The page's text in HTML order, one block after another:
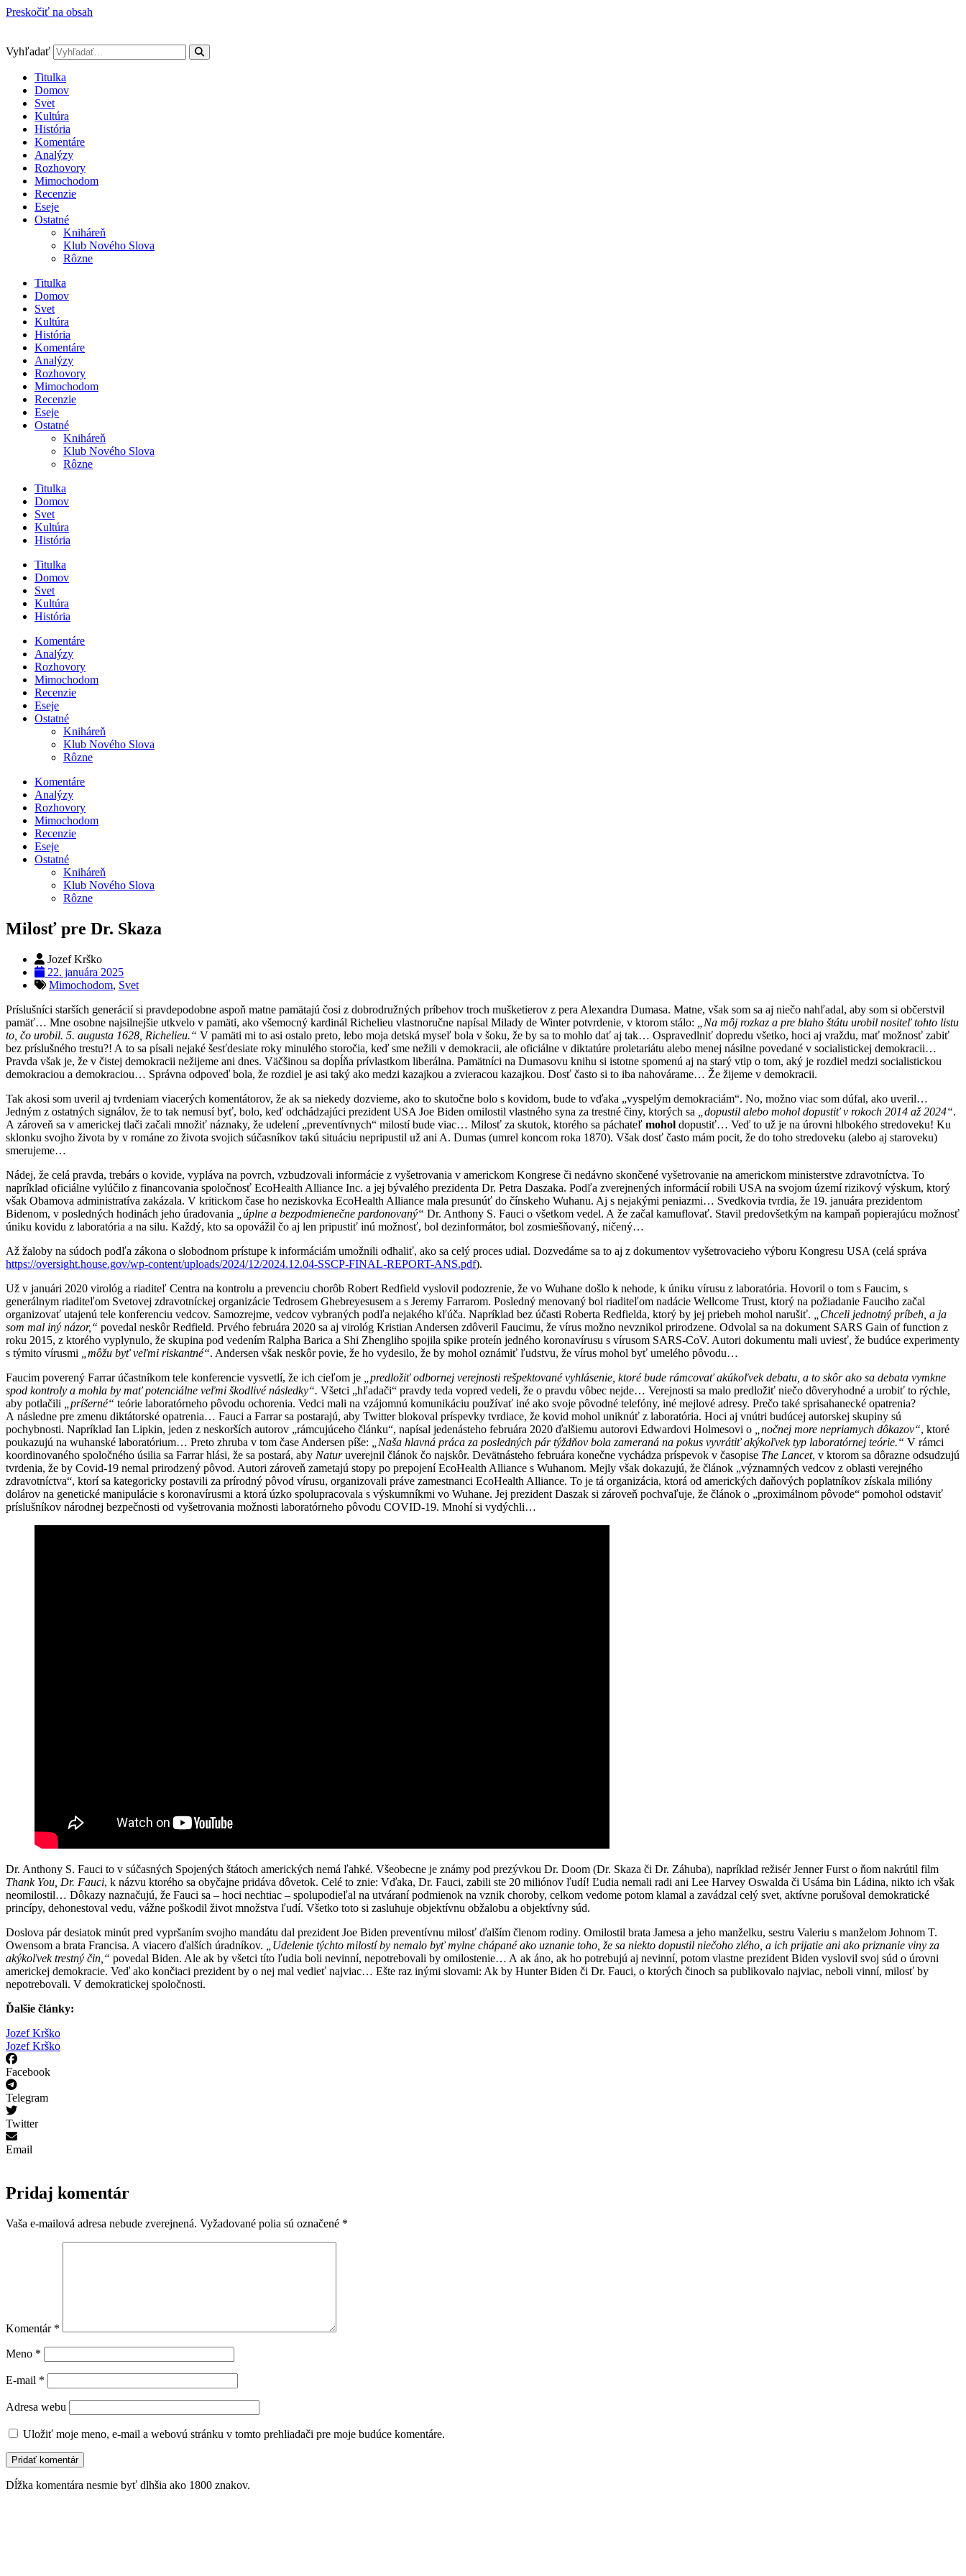
Preskočiť na obsah
Vyhľadať
Titulka
Domov
Svet
Kultúra
História
Komentáre
Analýzy
Rozhovory
Mimochodom
Recenzie
Eseje
Ostatné
Kniháreň
Klub Nového Slova
Rôzne
Titulka
Domov
Svet
Kultúra
História
Komentáre
Analýzy
Rozhovory
Mimochodom
Recenzie
Eseje
Ostatné
Kniháreň
Klub Nového Slova
Rôzne
Titulka
Domov
Svet
Kultúra
História
Titulka
Domov
Svet
Kultúra
História
Komentáre
Analýzy
Rozhovory
Mimochodom
Recenzie
Eseje
Ostatné
Kniháreň
Klub Nového Slova
Rôzne
Komentáre
Analýzy
Rozhovory
Mimochodom
Recenzie
Eseje
Ostatné
Kniháreň
Klub Nového Slova
Rôzne
Milosť pre Dr. Skaza
Jozef Krško
22. januára 2025
Mimochodom, Svet
Príslušníci starších generácií si pravdepodobne aspoň matne pamätajú čosi z dobrodružných príbehov troch mušketierov z pera Alexandra Dumasa. Matne, však som sa aj niečo nahľadal, aby som si občerstvil
pamäť… Mne osobne najsilnejšie utkvelo v pamäti, ako všemocný kardinál Richelieu vlastnoručne napísal Milady de Winter potvrdenie, v ktorom stálo:
„Na môj rozkaz a pre blaho štátu urobil nositeľ tohto listu
to, čo urobil. 5. augusta 1628, Richelieu.“ V pamäti mi to asi ostalo preto, lebo moja detská myseľ bola v šoku, že by sa to mohlo dať aj tak… Ospravedlniť dopredu všetko, hoci aj vraždu, mať možnosť zabiť
bez príslušného trestu?! A to sa písali nejaké šesťdesiate roky minulého storočia, keď sme nežili v demokracii, ale oficiálne v diktatúre proletariátu alebo menej násilne povedané v socialistickej demokracii…
Pravda však je, že v čistej demokracii nežijeme ani dnes. Väčšinou sa dopĺňa prívlastkom liberálna. Pamätníci na Dumasovu knihu si istotne spomenú aj na starý vtip o tom, aký je rozdiel medzi socialistickou
demokraciou a demokraciou… Správna odpoveď bola, že rozdiel je asi taký ako medzi kazajkou a zvieracou kazajkou. Dosť často si to iba nahovárame… Že žijeme v demokracii.
Tak akosi som uveril aj tvrdeniam viacerých komentátorov, že ak sa niekedy dozvieme, ako to skutočne bolo s kovidom, bude to vďaka „vyspelým demokraciám“. No, možno viac som dúfal, ako uveril…
Jedným z ostatných signálov, že to tak nemusí byť, bolo, keď odchádzajúci prezident USA Joe Biden omilostil vlastného syna za trestné činy, ktorých sa
„dopustil alebo mohol dopustiť v rokoch 2014 až 2024“.
A zároveň sa v americkej tlači začali množiť náznaky, že udelení „preventívnych“ milostí bude viac… Milosť za skutok, ktorého sa páchateľ mohol dopustiť… Veď to už je na úrovni hlbokého stredoveku! Ku
sklonku svojho života by v románe zo života svojich súčasníkov takú situáciu nepripustil už ani A. Dumas (umrel koncom roka 1870). Však dosť často mám pocit, že do toho stredoveku (alebo aj staroveku)
smerujeme…
Nádej, že celá pravda, trebárs o kovide, vypláva na povrch, vzbudzovali informácie z vyšetrovania v americkom Kongrese či nedávno skončené vyšetrovanie na americkom ministerstve zdravotníctva. To
napríklad oficiálne vylúčilo z financovania spoločnosť EcoHealth Alliance Inc. a jej bývalého prezidenta Dr. Petra Daszaka. Podľa zverejnených informácií robili USA na svojom území rizikový výskum, ktorý
však Obamova administratíva zakázala. V kritickom čase ho neziskovka EcoHealth Alliance mala presunúť do čínskeho Wuhanu. Aj s nejakými peniazmi… Svedkovia tvrdia, že 19. januára prezidentom
Bidenom, v posledných hodinách jeho úradovania
„úplne a bezpodmienečne pardonovaný“ Dr. Anthony S. Fauci o všetkom vedel. A že začal kamuflovať. Stavil predovšetkým na kampaň popierajúcu možnosť
úniku kovidu z laboratória a na silu. Každý, kto sa opovážil čo aj len pripustiť inú možnosť, bol dezinformátor, bol zosmiešňovaný, ničený…
Až žaloby na súdoch podľa zákona o slobodnom prístupe k informáciám umožnili odhaliť, ako sa celý proces udial. Dozvedáme sa to aj z dokumentov vyšetrovacieho výboru Kongresu USA (celá správa
https://oversight.house.gov/wp-content/uploads/2024/12/2024.12.04-SSCP-FINAL-REPORT-ANS.pdf).
Už v januári 2020 virológ a riaditeľ Centra na kontrolu a prevenciu chorôb Robert Redfield vyslovil podozrenie, že vo Wuhane došlo k nehode, k úniku vírusu z laboratória. Hovoril o tom s Faucim, s
generálnym riaditeľom Svetovej zdravotníckej organizácie Tedrosem Ghebreyesusem a s Jeremy Farrarom. Posledný menovaný bol riaditeľom nadácie Wellcome Trust, ktorý na požiadanie Fauciho začal
organizovať utajenú tele konferenciu vedcov. Samozrejme, vedcov vybraných podľa nejakého kľúča. Napríklad bez účasti Roberta Redfielda, ktorý by jej priebeh mohol narušiť.
„Chceli jednotný príbeh, a ja
som mal iný názor,“ povedal neskôr Redfield. Prvého februára 2020 sa aj virológ Kristian Andersen zdôveril Faucimu, že vírus možno nevznikol prirodzene. Odvolal sa na dokument SARS Gain of function z
roku 2015, z ktorého vyplynulo, že skupina pod vedením Ralpha Barica a Shi Zhengliho spojila spike proteín jedného koronavírusu s vírusom SARS-CoV. Autori dokumentu mali uviesť, že budúce experimenty
s týmito vírusmi
„môžu byť veľmi riskantné“. Andersen však neskôr povie, že ho vydesilo, že by mohol oznámiť ľudstvu, že vírus mohol byť umelého pôvodu…
Faucim poverený Farrar účastníkom tele konferencie vysvetlí, že ich cieľom je
„predložiť odbornej verejnosti rešpektované vyhlásenie, ktoré bude rámcovať akúkoľvek debatu, a to skôr ako sa debata vymkne
spod kontroly a mohla by mať potenciálne veľmi škodlivé následky“. Všetci „hľadači“ pravdy teda vopred vedeli, že o pravdu vôbec nejde… Verejnosti sa malo predložiť niečo dôveryhodné a urobiť to rýchle,
aby potlačili
„príšerné“ teórie laboratórneho pôvodu ochorenia. Vedci mali na vzájomnú komunikáciu používať iné ako svoje pôvodné telefóny, iné mejlové adresy. Prečo také sprisahanecké opatrenia?
A následne pre zmenu diktátorské opatrenia… Fauci a Farrar sa postarajú, aby Twitter blokoval príspevky tvrdiace, že kovid mohol uniknúť z laboratória. Hoci aj vnútri budúcej autorskej skupiny sú
pochybnosti. Napríklad Ian Lipkin, jeden z neskorších autorov „rámcujúceho článku“, napísal jedenásteho februára 2020 ďalšiemu autorovi Edwardovi Holmesovi o
„nočnej more nepriamych dôkazov“, ktoré
poukazujú na wuhanské laboratórium… Preto zhruba v tom čase Andersen píše:
„Naša hlavná práca za posledných pár týždňov bola zameraná na pokus vyvrátiť akýkoľvek typ laboratórnej teórie.“ V rámci
koordinovaného spoločného úsilia sa Farrar hlási, že sa postará, aby Naturuverejnil článok čo najskôr. Devätnásteho februára konečne vychádza príspevok v časopise The Lancet, v ktorom sa dôrazne odsudzujú
tvrdenia, že by Covid-19 nemal prirodzený pôvod. Autori zároveň zametajú stopy po prepojení EcoHealth Alliance s Wuhanom. Mejly však dokazujú, že článok „významných vedcov z oblasti verejného
zdravotníctva“, ktorí sa kategoricky postavili za prírodný pôvod vírusu, organizovali práve zamestnanci EcoHealth Alliance. To je tá organizácia, ktorá od amerických daňových poplatníkov získala milióny
dolárov na genetické manipulácie s koronavírusmi a ktorá úzko spolupracovala s výskumníkmi vo Wuhane. Jej prezident Daszak si zároveň pochvaľuje, že článok o „proximálnom pôvode“ pomohol odstaviť
príslušníkov národnej bezpečnosti od vyšetrovania možnosti laboratórneho pôvodu COVID-19. Mnohí si vydýchli…
Dr. Anthony S. Fauci to v súčasných Spojených štátoch amerických nemá ľahké. Všeobecne je známy pod prezývkou Dr. Doom (Dr. Skaza či Dr. Záhuba), napríklad režisér Jenner Furst o ňom nakrútil film
Thank You, Dr. Fauci, k názvu ktorého sa obyčajne pridáva dôvetok. Celé to znie: Vďaka, Dr. Fauci, zabili ste 20 miliónov ľudí! Ľudia nemali radi ani Lee Harvey Oswalda či Usáma bin Ládina, nikto ich však
neomilostil… Dôkazy naznačujú, že Fauci sa – hoci nechtiac – spolupodieľal na utváraní podmienok na vznik choroby, celkom vedome potom klamal a zavádzal celý svet, aktívne porušoval demokratické
princípy, dehonestoval vedu, vážne poškodil život množstva ľudí. Všetko toto si zasluhuje objektívnu obžalobu a objektívny súd.
Doslova pár desiatok minút pred vypršaním svojho mandátu dal prezident Joe Biden preventívnu milosť ďalším členom rodiny. Omilostil brata Jamesa a jeho manželku, sestru Valeriu s manželom Johnom T.
Owensom a brata Francisa. A viacero ďalších úradníkov.
„Udelenie týchto milostí by nemalo byť mylne chápané ako uznanie toho, že sa niekto dopustil niečoho zlého, a ich prijatie ani ako priznanie viny za
akýkoľvek trestný čin,“ povedal Biden. Ale ak by všetci títo ľudia boli nevinní, nepotrebovali by omilostenie… A ak áno, ak ho potrebujú aj nevinní, potom vlastne prezident Biden vyslovil svoj súd o úrovni
americkej demokracie. Veď ako končiaci prezident by o nej mal vedieť najviac… Ešte raz inými slovami: Ak by Hunter Biden či Dr. Fauci, o ktorých činoch sa publikovalo najviac, neboli vinní, milosť by
nepotrebovali. V demokratickej spoločnosti.
Ďalšie články:
Jozef Krško
Jozef Krško
Facebook
Telegram
Twitter
Email
Pridaj komentár
Vaša e-mailová adresa nebude zverejnená. Vyžadované polia sú označené *
Komentár *
Meno *
E-mail *
Adresa webu
Uložiť moje meno, e-mail a webovú stránku v tomto prehliadači pre moje budúce komentáre.
Dĺžka komentára nesmie byť dlhšia ako 1800 znakov.